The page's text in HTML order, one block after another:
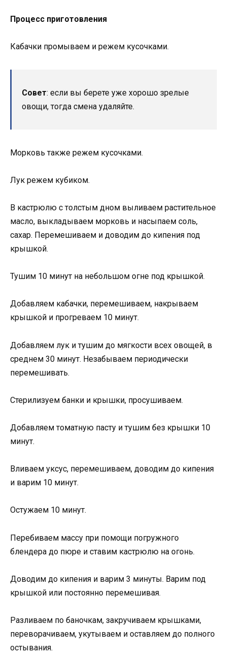
Процесс приготовления
Кабачки промываем и режем кусочками.
Совет: если вы берете уже хорошо зрелые
овощи, тогда смена удаляйте.
Морковь также режем кусочками.
Лук режем кубиком.
В кастрюлю с толстым дном выливаем растительное
масло, выкладываем морковь и насыпаем соль,
сахар. Перемешиваем и доводим до кипения под
крышкой.
Тушим 10 минут на небольшом огне под крышкой.
Добавляем кабачки, перемешиваем, накрываем
крышкой и прогреваем 10 минут.
Добавляем лук и тушим до мягкости всех овощей, в
среднем 30 минут. Незабываем периодически
перемешивать.
Стерилизуем банки и крышки, просушиваем.
Добавляем томатную пасту и тушим без крышки 10
минут.
Вливаем уксус, перемешиваем, доводим до кипения
и варим 10 минут.
Остужаем 10 минут.
Перебиваем массу при помощи погружного
блендера до пюре и ставим кастрюлю на огонь.
Доводим до кипения и варим 3 минуты. Варим под
крышкой или постоянно перемешивая.
Разливаем по баночкам, закручиваем крышками,
переворачиваем, укутываем и оставляем до полного
остывания.